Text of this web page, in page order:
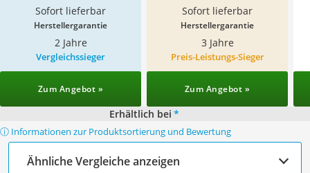
Sofort lieferbar Sofort lieferbar
Herstellergarantie
2 Jahre
Herstellergarantie
3 Jahre
Vergleichssieger
Zum Angebot »
Preis-Leistungs-Sieger
Zum Angebot »
Erhältlich bei *
ⓘ Informationen zur Produktsortierung und Bewertung
Ähnliche Vergleiche anzeigen